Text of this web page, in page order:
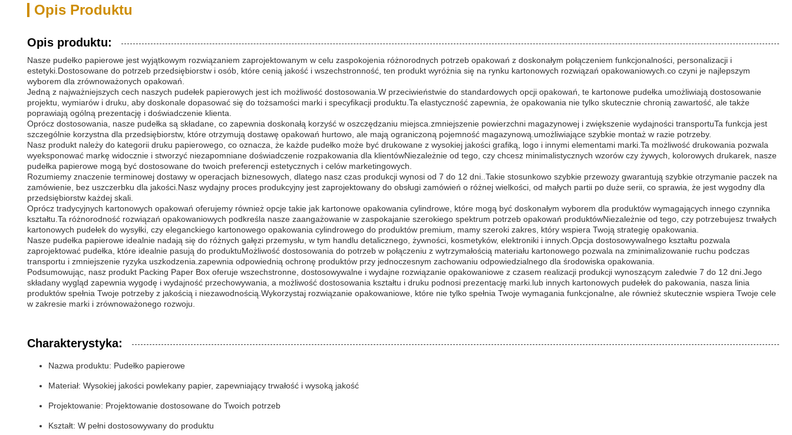
Opis Produktu
Opis produktu:
Nasze pudełko papierowe jest wyjątkowym rozwiązaniem zaprojektowanym w celu zaspokojenia różnorodnych potrzeb opakowań z doskonałym połączeniem funkcjonalności, personalizacji i
estetyki.Dostosowane do potrzeb przedsiębiorstw i osób, które cenią jakość i wszechstronność, ten produkt wyróżnia się na rynku kartonowych rozwiązań opakowaniowych.co czyni je najlepszym
wyborem dla zrównoważonych opakowań.
Jedną z najważniejszych cech naszych pudełek papierowych jest ich możliwość dostosowania.W przeciwieństwie do standardowych opcji opakowań, te kartonowe pudełka umożliwiają dostosowanie
projektu, wymiarów i druku, aby doskonale dopasować się do tożsamości marki i specyfikacji produktu.Ta elastyczność zapewnia, że opakowania nie tylko skutecznie chronią zawartość, ale także
poprawiają ogólną prezentację i doświadczenie klienta.
Oprócz dostosowania, nasze pudełka są składane, co zapewnia doskonałą korzyść w oszczędzaniu miejsca.zmniejszenie powierzchni magazynowej i zwiększenie wydajności transportuTa funkcja jest
szczególnie korzystna dla przedsiębiorstw, które otrzymują dostawę opakowań hurtowo, ale mają ograniczoną pojemność magazynową.umożliwiające szybkie montaż w razie potrzeby.
Nasz produkt należy do kategorii druku papierowego, co oznacza, że każde pudełko może być drukowane z wysokiej jakości grafiką, logo i innymi elementami marki.Ta możliwość drukowania pozwala
wyeksponować markę widocznie i stworzyć niezapomniane doświadczenie rozpakowania dla klientówNiezależnie od tego, czy chcesz minimalistycznych wzorów czy żywych, kolorowych drukarek, nasze
pudełka papierowe mogą być dostosowane do twoich preferencji estetycznych i celów marketingowych.
Rozumiemy znaczenie terminowej dostawy w operacjach biznesowych, dlatego nasz czas produkcji wynosi od 7 do 12 dni..Takie stosunkowo szybkie przewozy gwarantują szybkie otrzymanie paczek na
zamówienie, bez uszczerbku dla jakości.Nasz wydajny proces produkcyjny jest zaprojektowany do obsługi zamówień o różnej wielkości, od małych partii po duże serii, co sprawia, że jest wygodny dla
przedsiębiorstw każdej skali.
Oprócz tradycyjnych kartonowych opakowań oferujemy również opcje takie jak kartonowe opakowania cylindrowe, które mogą być doskonałym wyborem dla produktów wymagających innego czynnika
kształtu.Ta różnorodność rozwiązań opakowaniowych podkreśla nasze zaangażowanie w zaspokajanie szerokiego spektrum potrzeb opakowań produktówNiezależnie od tego, czy potrzebujesz trwałych
kartonowych pudełek do wysyłki, czy eleganckiego kartonowego opakowania cylindrowego do produktów premium, mamy szeroki zakres, który wspiera Twoją strategię opakowania.
Nasze pudełka papierowe idealnie nadają się do różnych gałęzi przemysłu, w tym handlu detalicznego, żywności, kosmetyków, elektroniki i innych.Opcja dostosowywalnego kształtu pozwala
zaprojektować pudełka, które idealnie pasują do produktuMożliwość dostosowania do potrzeb w połączeniu z wytrzymałością materiału kartonowego pozwala na zminimalizowanie ruchu podczas
transportu i zmniejszenie ryzyka uszkodzenia.zapewnia odpowiednią ochronę produktów przy jednoczesnym zachowaniu odpowiedzialnego dla środowiska opakowania.
Podsumowując, nasz produkt Packing Paper Box oferuje wszechstronne, dostosowywalne i wydajne rozwiązanie opakowaniowe z czasem realizacji produkcji wynoszącym zaledwie 7 do 12 dni.Jego
składany wygląd zapewnia wygodę i wydajność przechowywania, a możliwość dostosowania kształtu i druku podnosi prezentację marki.lub innych kartonowych pudełek do pakowania, nasza linia
produktów spełnia Twoje potrzeby z jakością i niezawodnością.Wykorzystaj rozwiązanie opakowaniowe, które nie tylko spełnia Twoje wymagania funkcjonalne, ale również skutecznie wspiera Twoje cele
w zakresie marki i zrównoważonego rozwoju.
Charakterystyka:
Nazwa produktu: Pudełko papierowe
Materiał: Wysokiej jakości powlekany papier, zapewniający trwałość i wysoką jakość
Projektowanie: Projektowanie dostosowane do Twoich potrzeb
Kształt: W pełni dostosowywany do produktu